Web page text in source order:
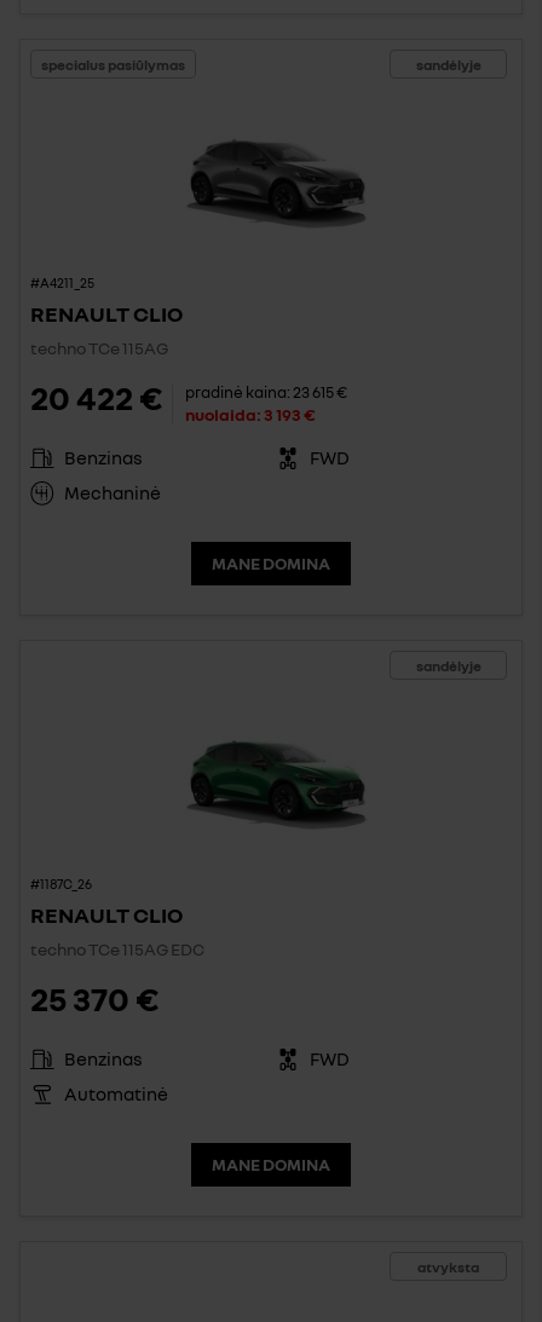
sandėlyje
specialus pasiūlymas
#A4211_25
RENAULT CLIO
techno TCe 115AG
20 422 € pradinė kaina: 23 615 €
nuolaida: 3 193 €
Benzinas
FWD
Mechaninė
MANE DOMINA
sandėlyje
#1187C_26
RENAULT CLIO
techno TCe 115AG EDC
25 370 €
Benzinas
FWD
Automatinė
MANE DOMINA
atvyksta